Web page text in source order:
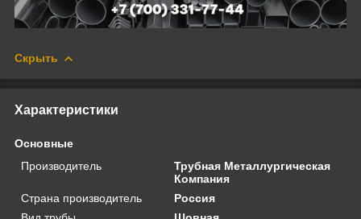
Скрыть
Характеристики
Основные
Производитель
Трубная Металлургическая
Компания
Страна производитель
Россия